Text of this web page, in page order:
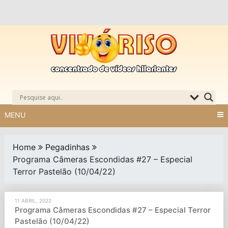
MENU
Home
Pegadinhas
Programa Câmeras Escondidas #27 – Especial
Terror Pastelão (10/04/22)
11 ABRIL, 2022
Programa Câmeras Escondidas #27 – Especial Terror
Pastelão (10/04/22)